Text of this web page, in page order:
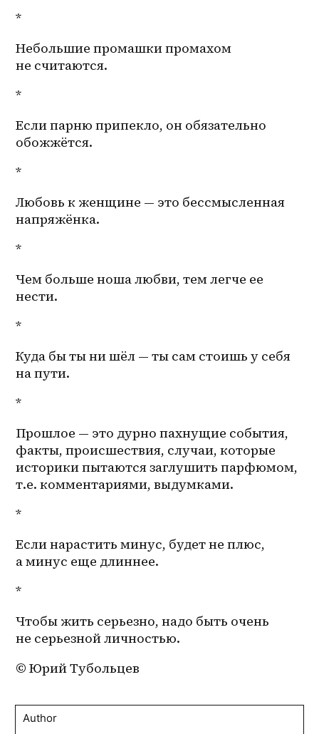
*
Небольшие промашки промахом
не считаются.
*
Если парню припекло, он обязательно
обожжётся.
*
Любовь к женщине — это бессмысленная
напряжёнка.
*
Чем больше ноша любви, тем легче ее
нести.
*
Куда бы ты ни шёл — ты сам стоишь у себя
на пути.
*
Прошлое — это дурно пахнущие события,
факты, происшествия, случаи, которые
историки пытаются заглушить парфюмом,
т.е. комментариями, выдумками.
*
Если нарастить минус, будет не плюс,
а минус еще длиннее.
*
Чтобы жить серьезно, надо быть очень
не серьезной личностью.
© Юрий Тубольцев
Author